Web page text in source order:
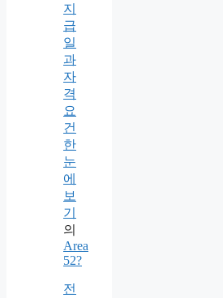
지
급
일
과
자
격
요
건
한
눈
에
보
기
의
Area
52?
전